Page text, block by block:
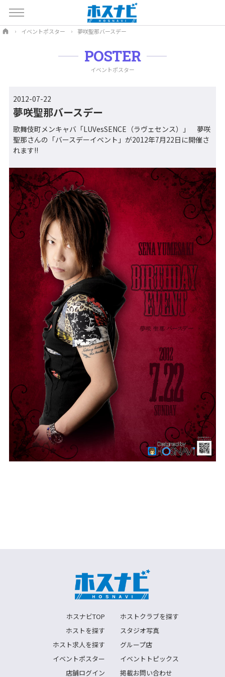
イベントポスター 夢咲聖那バースデー
POSTER
イベントポスター
2012-07-22
夢咲聖那バースデー
歌舞伎町メンキャバ「LUVesSENCE（ラヴェセンス）」 夢咲
聖那さんの「バースデーイベント」が2012年7月22日に開催さ
れます!!
ホスナビTOP
ホストクラブを探す
ホストを探す
スタジオ写真
ホスト求人を探す
グループ店
イベントポスター
イベントトピックス
店舗ログイン
掲載お問い合わせ